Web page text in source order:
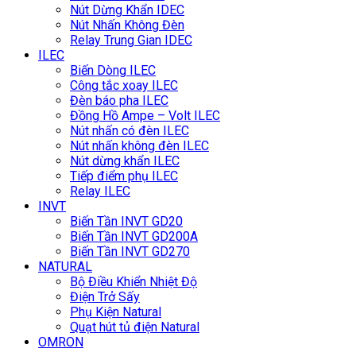
Nút Dừng Khẩn IDEC
Nút Nhấn Không Đèn
Relay Trung Gian IDEC
ILEC
Biến Dòng ILEC
Công tắc xoay ILEC
Đèn báo pha ILEC
Đồng Hồ Ampe – Volt ILEC
Nút nhấn có đèn ILEC
Nút nhấn không đèn ILEC
Nút dừng khẩn ILEC
Tiếp điểm phụ ILEC
Relay ILEC
INVT
Biến Tần INVT GD20
Biến Tần INVT GD200A
Biến Tần INVT GD270
NATURAL
Bộ Điều Khiển Nhiệt Độ
Điện Trở Sấy
Phụ Kiện Natural
Quạt hút tủ điện Natural
OMRON